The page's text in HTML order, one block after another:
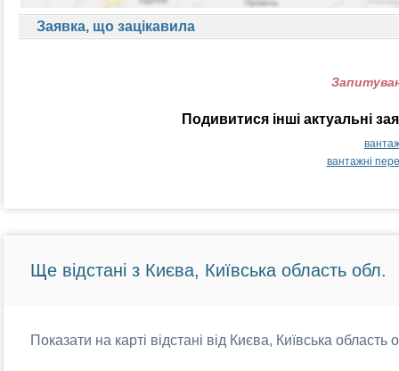
Заявка, що зацікавила
Подивитися інші актуальні
вантажні
Ще відстані з Києва, Київська область обл.
Показати на карті відстані від Києва, Київська